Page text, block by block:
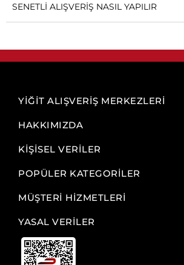
SENETLI ALIŞVERIŞ NASIL YAPILIR
YİĞİT ALIŞVERİŞ MERKEZLERİ
HAKKIMIZDA
KİŞİSEL VERİLER
POPÜLER KATEGORİLER
MÜŞTERİ HİZMETLERİ
YASAL VERİLER